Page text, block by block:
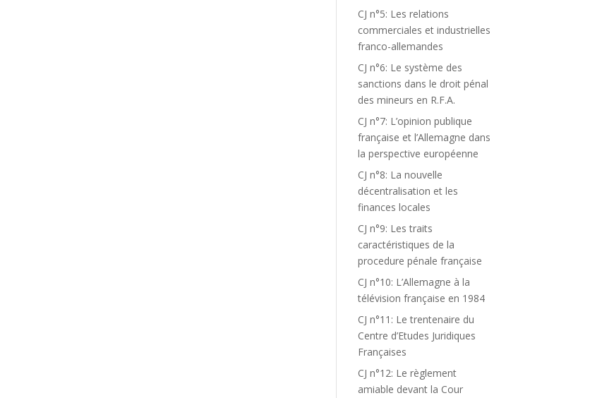
CJ n°5: Les relations
commerciales et industrielles
franco-allemandes
CJ n°6: Le système des
sanctions dans le droit pénal
des mineurs en R.F.A.
CJ n°7: L’opinion publique
française et l’Allemagne dans
la perspective européenne
CJ n°8: La nouvelle
décentralisation et les
finances locales
CJ n°9: Les traits
caractéristiques de la
procedure pénale française
CJ n°10: L’Allemagne à la
télévision française en 1984
CJ n°11: Le trentenaire du
Centre d’Etudes Juridiques
Françaises
CJ n°12: Le règlement
amiable devant la Cour